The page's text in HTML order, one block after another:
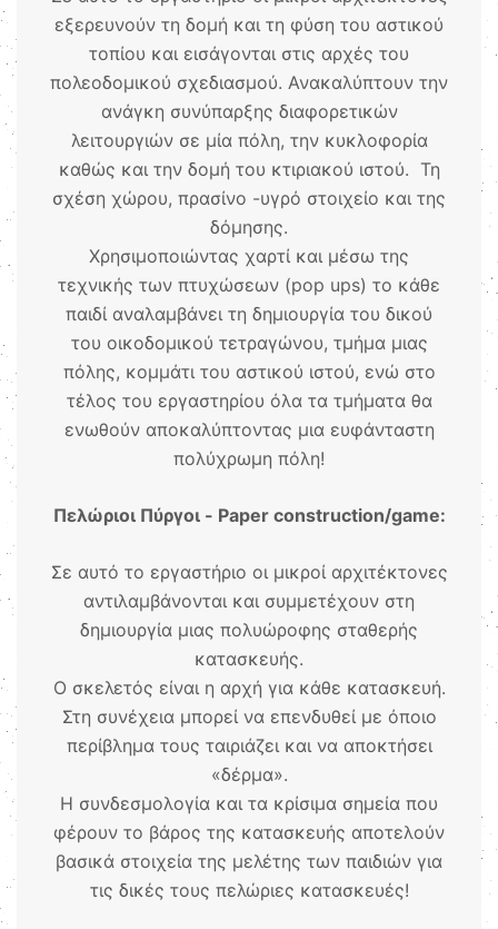
εξερευνούν τη δομή και τη φύση του αστικού
τοπίου και εισάγονται στις αρχές του
πολεοδομικού σχεδιασμού. Ανακαλύπτουν την
ανάγκη συνύπαρξης διαφορετικών
λειτουργιών σε μία πόλη, την κυκλοφορία
καθώς και την δομή του κτιριακού ιστού. Τη
σχέση χώρου, πρασίνο -υγρό στοιχείο και της
δόμησης.
Χρησιμοποιώντας χαρτί και μέσω της
τεχνικής των πτυχώσεων (pop ups) το κάθε
παιδί αναλαμβάνει τη δημιουργία του δικού
του οικοδομικού τετραγώνου, τμήμα μιας
πόλης, κομμάτι του αστικού ιστού, ενώ στο
τέλος του εργαστηρίου όλα τα τμήματα θα
ενωθούν αποκαλύπτοντας μια ευφάνταστη
πολύχρωμη πόλη!
Πελώριοι Πύργοι - Paper construction/game:
Σε αυτό το εργαστήριο οι μικροί αρχιτέκτονες
αντιλαμβάνονται και συμμετέχουν στη
δημιουργία μιας πολυώροφης σταθερής
κατασκευής.
Ο σκελετός είναι η αρχή για κάθε κατασκευή.
Στη συνέχεια μπορεί να επενδυθεί με όποιο
περίβλημα τους ταιριάζει και να αποκτήσει
«δέρμα».
Η συνδεσμολογία και τα κρίσιμα σημεία που
φέρουν το βάρος της κατασκευής αποτελούν
βασικά στοιχεία της μελέτης των παιδιών για
τις δικές τους πελώριες κατασκευές!